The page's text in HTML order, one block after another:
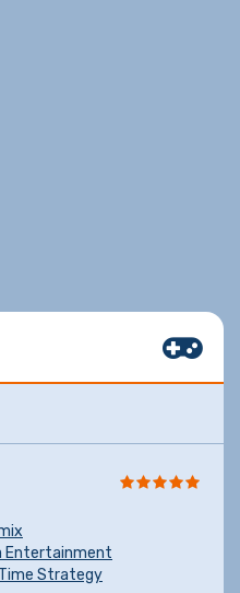
Entertainment
Strategy